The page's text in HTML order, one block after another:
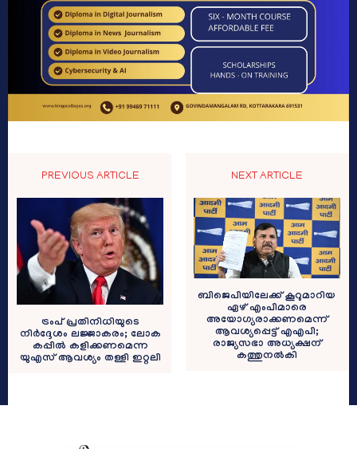
PREVIOUS ARTICLE
ട്രംപ് പ്രതിനിധിയുടെ
നിര്‍ദ്ദേശം ലജ്ജാകരം; ലോക
കപ്പില്‍ കളിക്കണമെന്ന
യുഎസ് ആവശ്യം തള്ളി ഇറ്റലി
NEXT ARTICLE
ബിജെപിയിലേക്ക് കൂറുമാറിയ
ഏഴ് എംപിമാരെ
അയോഗ്യരാക്കണമെന്ന്
ആവശ്യപ്പെട്ട് എഎപി;
രാജ്യസഭാ അധ്യക്ഷന്
കത്തുനല്‍കി